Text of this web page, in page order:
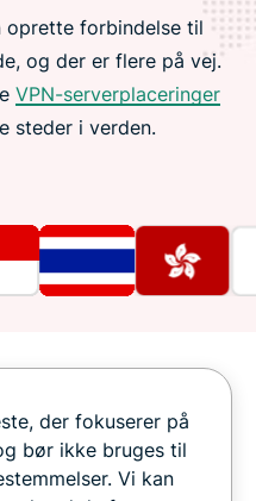
oprette forbindelse til
og der er flere på vej.
VPN-serverplaceringer
steder i verden.
der fokuserer på
bør ikke bruges til
Vi kan